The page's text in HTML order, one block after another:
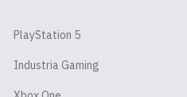
PlayStation 5
Industria Gaming